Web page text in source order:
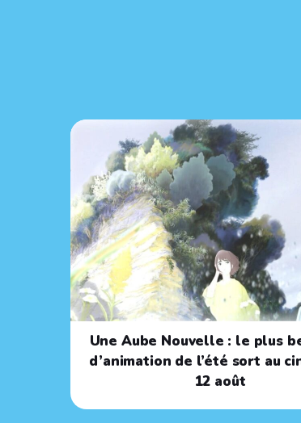
Une Aube Nouvelle : le plus
d’animation de l’été sort au
12 août